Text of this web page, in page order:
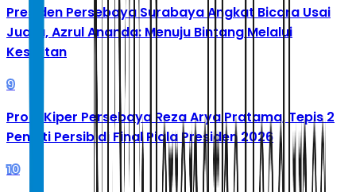
Presiden Persebaya Surabaya Angkat Bicara Usai
Juara, Azrul Ananda: Menuju Bintang Melalui
Kesulitan
9
Profil Kiper Persebaya Reza Arya Pratama, Tepis 2
Penalti Persib di Final Piala Presiden 2026
10